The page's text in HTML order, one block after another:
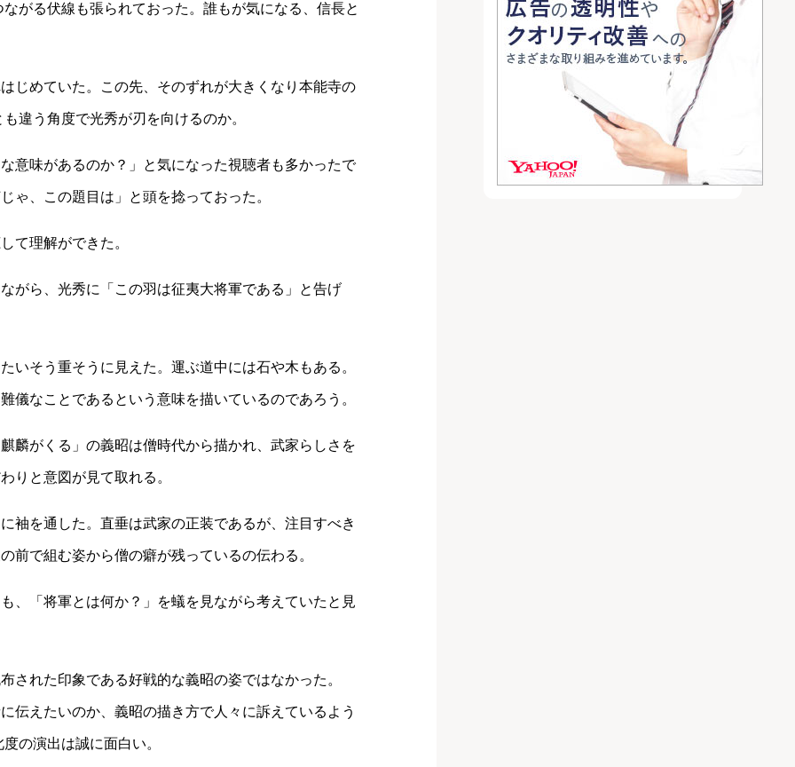
がる伏線も張られておった。誰もが気になる、信長と
じめていた。この先、そのずれが大きくなり本能寺の
違う角度で光秀が刃を向けるのか。
意味があるのか？」と気になった視聴者も多かったで
ゃ、この題目は」と頭を捻っておった。
て理解ができた。
がら、光秀に「この羽は征夷大将軍である」と告げ
いそう重そうに見えた。運ぶ道中には石や木もある。
儀なことであるという意味を描いているのであろう。
麟がくる」の義昭は僧時代から描かれ、武家らしさを
りと意図が見て取れる。
袖を通した。直垂は武家の正装であるが、注目すべき
前で組む姿から僧の癖が残っているの伝わる。
、「将軍とは何か？」を蟻を見ながら考えていたと見
された印象である好戦的な義昭の姿ではなかった。
伝えたいのか、義昭の描き方で人々に訴えているよう
の演出は誠に面白い。